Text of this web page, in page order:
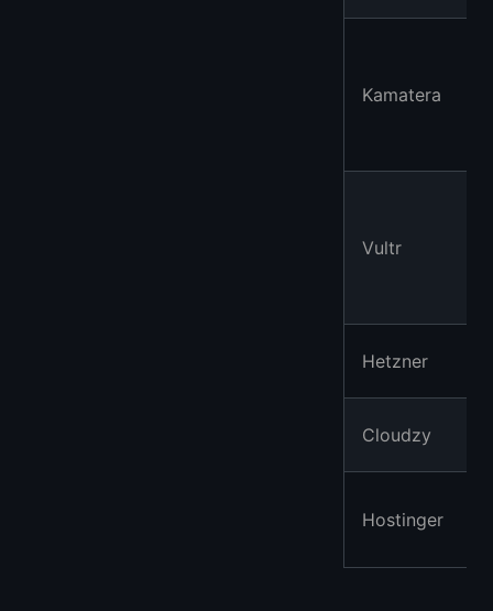
Kamatera
Vultr
Hetzner
Cloudzy
Hostinger